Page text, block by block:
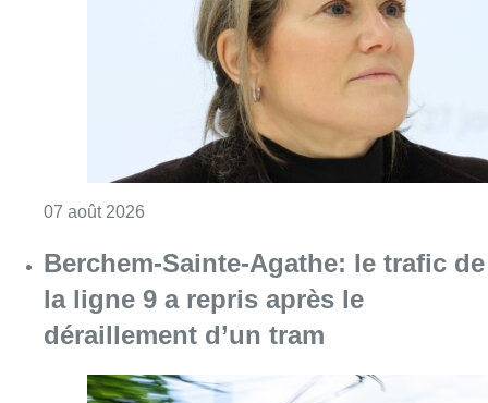
07 août 2026
Berchem-Sainte-Agathe: le trafic de
la ligne 9 a repris après le
déraillement d’un tram